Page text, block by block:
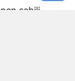
sahili,